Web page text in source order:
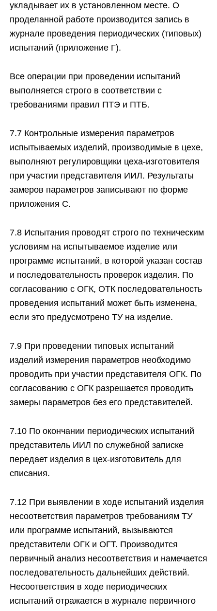
укладывает их в установленном месте. О
проделанной работе производится запись в
журнале проведения периодических (типовых)
испытаний (приложение Г).
Все операции при проведении испытаний
выполняется строго в соответствии с
требованиями правил ПТЭ и ПТБ.
7.7 Контрольные измерения параметров
испытываемых изделий, производимые в цехе,
выполняют регулировщики цеха-изготовителя
при участии представителя ИИЛ. Результаты
замеров параметров записывают по форме
приложения С.
7.8 Испытания проводят строго по техническим
условиям на испытываемое изделие или
программе испытаний, в которой указан состав
и последовательность проверок изделия. По
согласованию с ОГК, ОТК последовательность
проведения испытаний может быть изменена,
если это предусмотрено ТУ на изделие.
7.9 При проведении типовых испытаний
изделий измерения параметров необходимо
проводить при участии представителя ОГК. По
согласованию с ОГК разрешается проводить
замеры параметров без его представителей.
7.10 По окончании периодических испытаний
представитель ИИЛ по служебной записке
передает изделия в цех-изготовитель для
списания.
7.12 При выявлении в ходе испытаний изделия
несоответствия параметров требованиям ТУ
или программе испытаний, вызываются
представители ОГК и ОГТ. Производится
первичный анализ несоответствия и намечается
последовательность дальнейших действий.
Несоответствия в ходе периодических
испытаний отражается в журнале первичного